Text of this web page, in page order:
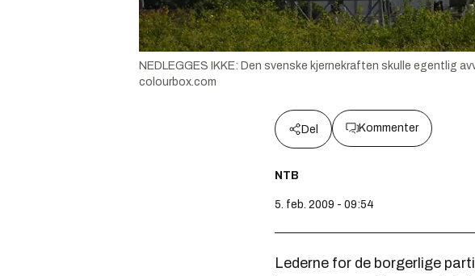
NEDLEGGES IKKE: Den svenske kjernekraften skulle egentlig
colourbox.com
Del Kommenter
NTB
5. feb. 2009 - 09:54
Lederne for de borgerlige